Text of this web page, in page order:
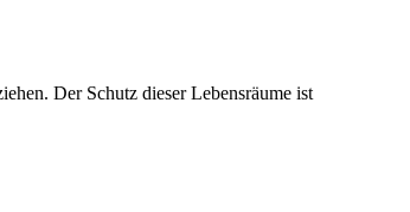
Der Schutz dieser Lebensräume ist